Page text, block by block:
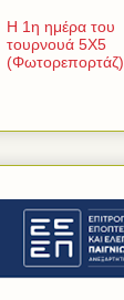
Η 1η ημέρα του
τουρνουά 5Χ5
(Φωτορεπορτάζ)